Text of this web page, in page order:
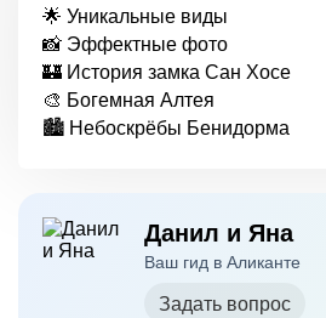
🌟 Уникальные виды
📸 Эффектные фото
🏰 История замка Сан Хосе
🎨 Богемная Алтея
🏙️ Небоскрёбы Бенидорма
Данил и Яна
Ваш гид в Аликанте
Задать вопрос